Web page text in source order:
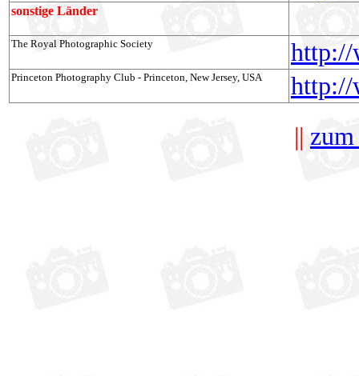
sonstige Länder
The Royal Photographic Society http://
Princeton Photography Club - Princeton, New Jersey, USA http://
||